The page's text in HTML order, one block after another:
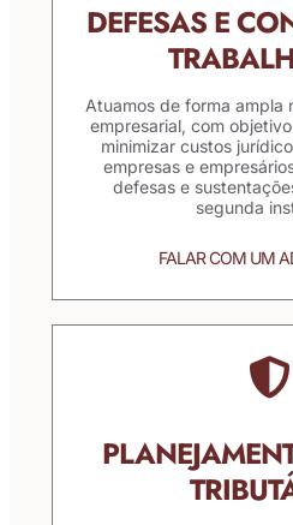
DEFESAS E
Atuamos de forma ampla
empresarial, com
minimizar custos
empresas e
defesas e
segunda
FALAR COM UM